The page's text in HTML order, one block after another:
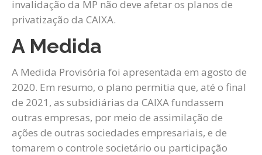
invalidação da MP não deve afetar os planos de
privatização da CAIXA.
A Medida
A Medida Provisória foi apresentada em agosto de
2020. Em resumo, o plano permitia que, até o final
de 2021, as subsidiárias da CAIXA fundassem
outras empresas, por meio de assimilação de
ações de outras sociedades empresariais, e de
tomarem o controle societário ou participação